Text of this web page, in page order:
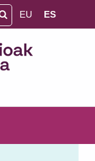
SALUD MENTAL | DISCAPACIDAD INTELECTUAL | NEURORREHABILITACIÓN Y DAÑO CEREBRAL | PERSONA MAYOR
EU ES